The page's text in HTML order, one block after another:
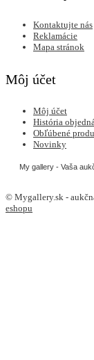
Kontaktujte nás
Reklamácie
Mapa stránok
Môj účet
Môj účet
História
Obľúbené
Novinky
My gallery - Vaša
© Mygallery.sk -
eshopu